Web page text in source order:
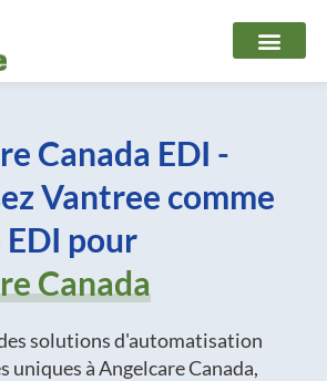
Canada EDI -
Vantree comme
pour
Canada
solutions d'automatisation
uniques à Angelcare Canada,